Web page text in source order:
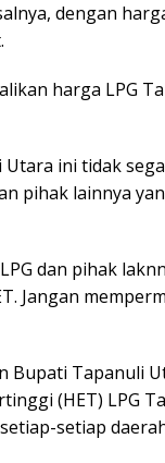
dengan
harga LPG
ini tidak
pihak lainnya
dan pihak
Jangan
Bupati Tapanuli
(HET) LPG
setiap